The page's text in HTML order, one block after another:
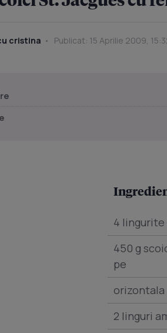
cristina Publicat: 15 Aprilie 2009,
4 lingurite
450 g
pe
orizontala
2 linguri